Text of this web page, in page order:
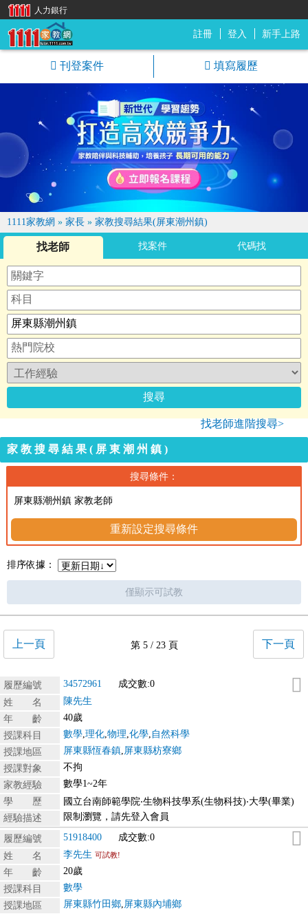
註冊 登入 新手上路
刊登案件 填寫履歷
1111家教網 » 家長 » 家教搜尋結果(屏東潮州鎮)
找老師 找案件 代碼找
找老師進階搜尋>
家教搜尋結果(屏東潮州鎮)
搜尋條件：
屏東縣潮州鎮 家教老師
重新設定搜尋條件
排序依據：
僅顯示可試教
上一頁 第 5 / 23 頁 下一頁
履歷編號 34572961
成交數:0
姓 名
陳先生
年 齡
40歲
授課科目
數學 理化 物理 化學 自然科學
授課地區
屏東縣恆春鎮 屏東縣枋寮鄉
授課對象
不拘
家教經驗
數學1~2年
學 歷
國立台南師範學院‧生物科技學系(生物科技)‧大學(畢業)
經驗描述
限制瀏覽，請先登入會員
履歷編號 51918400
成交數:0
姓 名
李先生 可試教!
年 齡
20歲
授課科目
數學
授課地區
屏東縣竹田鄉 屏東縣內埔鄉
人力銀行